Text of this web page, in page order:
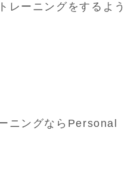
レーニングをするよう
ニングならPersonal